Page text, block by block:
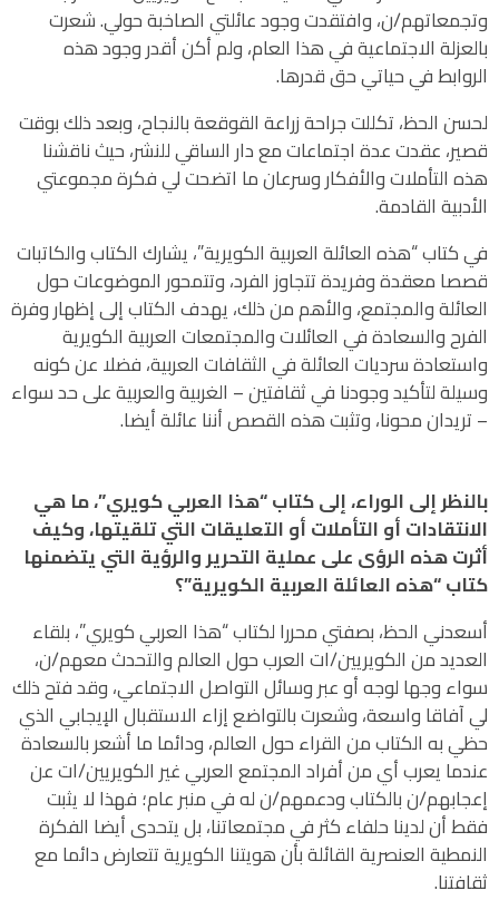
وتجمعاتهم/ن، وافتقدت وجود عائلتي الصاخبة حولي. شعرت
بالعزلة الاجتماعية في هذا العام، ولم أكن أقدر وجود هذه
الروابط في حياتي حق قدرها.
لحسن الحظ، تكللت جراحة زراعة القوقعة بالنجاح، وبعد ذلك بوقت
قصير، عقدت عدة اجتماعات مع دار الساقي للنشر، حيث ناقشنا
هذه التأملات والأفكار وسرعان ما اتضحت لي فكرة مجموعتي
الأدبية القادمة.
في كتاب “هذه العائلة العربية الكويرية”، يشارك الكتاب والكاتبات
قصصا معقدة وفريدة تتجاوز الفرد، وتتمحور الموضوعات حول
العائلة والمجتمع، والأهم من ذلك، يهدف الكتاب إلى إظهار وفرة
الفرح والسعادة في العائلات والمجتمعات العربية الكويرية
واستعادة سرديات العائلة في الثقافات العربية، فضلا عن كونه
وسيلة لتأكيد وجودنا في ثقافتين – الغربية والعربية على حد سواء
– تريدان محونا، وتثبت هذه القصص أننا عائلة أيضا.
بالنظر إلى الوراء، إلى كتاب “هذا العربي كويري”، ما هي
الانتقادات أو التأملات أو التعليقات التي تلقيتها، وكيف
أثرت هذه الرؤى على عملية التحرير والرؤية التي يتضمنها
كتاب “هذه العائلة العربية الكويرية”؟
أسعدني الحظ، بصفتي محررا لكتاب “هذا العربي كويري”، بلقاء
العديد من الكويريين/ات العرب حول العالم والتحدث معهم/ن،
سواء وجها لوجه أو عبر وسائل التواصل الاجتماعي، وقد فتح ذلك
لي آفاقا واسعة، وشعرت بالتواضع إزاء الاستقبال الإيجابي الذي
حظي به الكتاب من القراء حول العالم، ودائما ما أشعر بالسعادة
عندما يعرب أي من أفراد المجتمع العربي غير الكويريين/ات عن
إعجابهم/ن بالكتاب ودعمهم/ن له في منبر عام؛ فهذا لا يثبت
فقط أن لدينا حلفاء كثر في مجتمعاتنا، بل يتحدى أيضا الفكرة
النمطية العنصرية القائلة بأن هويتنا الكويرية تتعارض دائما مع
ثقافتنا.